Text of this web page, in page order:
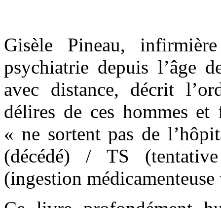
Gisèle Pineau,
psychiatrie depuis l’âge
avec distance, décrit
délires de ces hommes
« ne sortent pas de
(décédé) / TS
(ingestion